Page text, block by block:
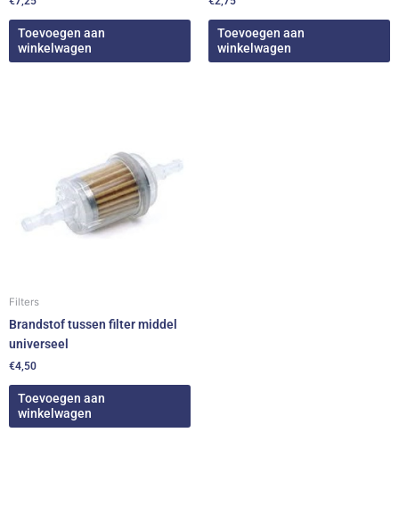
Toevoegen aan
winkelwagen
Toevoegen aan
winkelwagen
Filters
Brandstof tussen filter middel
universeel
€4,50
Toevoegen aan
winkelwagen